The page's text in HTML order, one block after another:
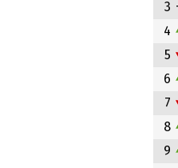
3
4
5
6
7
8
9